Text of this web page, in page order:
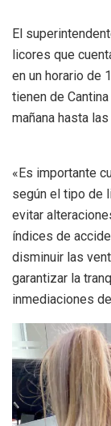
El
licores que
en un horario de
tienen de
mañana hasta
«Es importante
según el tipo de
evitar
índices de
disminuir las
garantizar la
inmediaciones